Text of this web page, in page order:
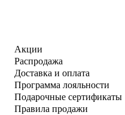
Акции
Распродажа
Доставка и оплата
Программа лояльности
Подарочные сертификаты
Правила продажи